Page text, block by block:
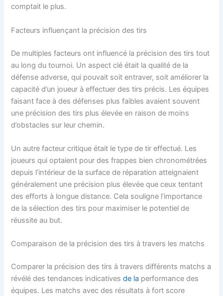
comptait le plus.
Facteurs influençant la précision des tirs
De multiples facteurs ont influencé la précision des tirs tout
au long du tournoi. Un aspect clé était la qualité de la
défense adverse, qui pouvait soit entraver, soit améliorer la
capacité d’un joueur à effectuer des tirs précis. Les équipes
faisant face à des défenses plus faibles avaient souvent
une précision des tirs plus élevée en raison de moins
d’obstacles sur leur chemin.
Un autre facteur critique était le type de tir effectué. Les
joueurs qui optaient pour des frappes bien chronométrées
depuis l’intérieur de la surface de réparation atteignaient
généralement une précision plus élevée que ceux tentant
des efforts à longue distance. Cela souligne l’importance
de la sélection des tirs pour maximiser le potentiel de
réussite au but.
Comparaison de la précision des tirs à travers les matchs
Comparer la précision des tirs à travers différents matchs a
révélé des tendances indicativesde la performance des
équipes. Les matchs avec des résultats à fort score